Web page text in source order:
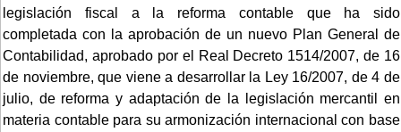
legislación fiscal a la reforma contable que ha sido
completada con la aprobación de un nuevo Plan General de
Contabilidad, aprobado por el Real Decreto 1514/2007, de 16
de noviembre, que viene a desarrollar la Ley 16/2007, de 4 de
julio, de reforma y adaptación de la legislación mercantil en
materia contable para su armonización internacional con base